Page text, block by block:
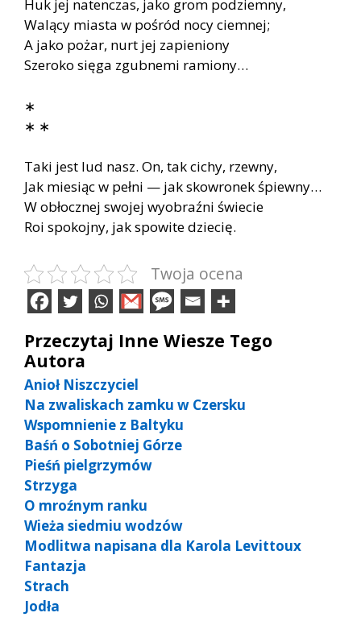
Huk jej natenczas, jako grom podziemny,
Walący miasta w pośród nocy ciemnej;
A jako pożar, nurt jej zapieniony
Szeroko sięga zgubnemi ramiony…
∗
∗ ∗
Taki jest lud nasz. On, tak cichy, rzewny,
Jak miesiąc w pełni — jak skowronek śpiewny…
W obłocznej swojej wyobraźni świecie
Roi spokojny, jak spowite dziecię.
Twoja ocena
Przeczytaj Inne Wiesze Tego
Autora
Anioł Niszczyciel
Na zwaliskach zamku w Czersku
Wspomnienie z Baltyku
Baśń o Sobotniej Górze
Pieśń pielgrzymów
Strzyga
O mroźnym ranku
Wieża siedmiu wodzów
Modlitwa napisana dla Karola Levittoux
Fantazja
Strach
Jodła